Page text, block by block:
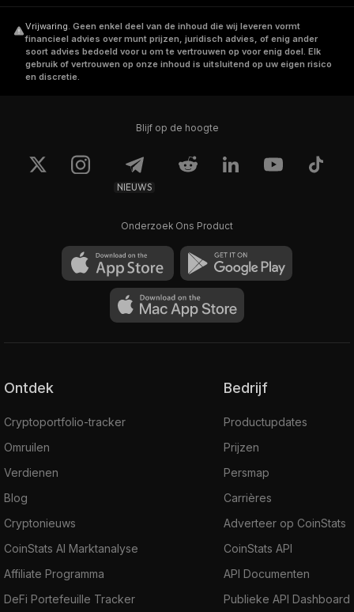
Vrijwaring. Geen enkel deel van de inhoud die wij leveren vormt
financieel advies over munt prijzen, juridisch advies, of enig ander
soort advies bedoeld voor u om te vertrouwen op voor enig doel. Elk
gebruik of vertrouwen op onze inhoud is uitsluitend op uw eigen risico
en discretie.
Blijf op de hoogte
NIEUWS
Onderzoek Ons Product
Ontdek
Cryptoportfolio-tracker
Omruilen
Verdienen
Blog
Cryptonieuws
CoinStats AI Marktanalyse
Affiliate Programma
DeFi Portefeuille Tracker
Bedrijf
Productupdates
Prijzen
Persmap
Carrières
Adverteer op CoinStats
CoinStats API
API Documenten
Publieke API Dashboard